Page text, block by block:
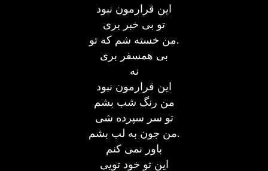
این قرارمون نبود
تو بی خبر بری
من خسته شم که تو.
بی همسفر بری
نه
این قرارمون نبود
من رنگ شب بشم
تو سر سپرده شی
من جون به لب بشم.
باور نمی کنم
این تو خود تویی